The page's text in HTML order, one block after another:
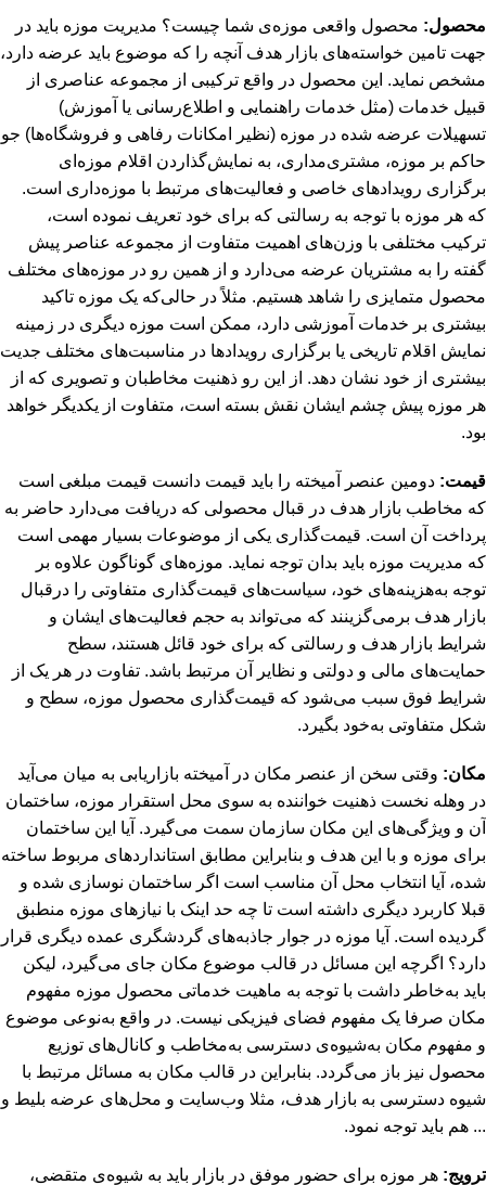
محصول: محصول واقعی موزه‌ی شما چیست؟ مدیریت موزه باید در
جهت تامین خواسته‌های بازار هدف آنچه را که موضوع باید عرضه دارد،
مشخص نماید. این محصول در واقع ترکیبی از مجموعه عناصری از
قبیل خدمات (مثل خدمات راهنمایی و اطلاع‌رسانی یا آموزش)
تسهیلات عرضه شده در موزه (نظیر امکانات رفاهی و فروشگاه‌ها) جو
حاکم بر موزه، مشتری‌مداری، به نمایش‌گذاردن اقلام موزه‌ای
برگزاری رویدادهای خاصی و فعالیت‌های مرتبط با موزه‌داری است.
که هر موزه با توجه به رسالتی که برای خود تعریف نموده است،
ترکیب مختلفی با وزن‌های اهمیت متفاوت از مجموعه عناصر پیش
گفته را به مشتریان عرضه می‌دارد و از همین رو در موزه‌های مختلف
محصول متمایزی را شاهد هستیم. مثلاً در حالی‌که یک موزه تاکید
بیشتری بر خدمات آموزشی دارد، ممکن است موزه دیگری در زمینه
نمایش اقلام تاریخی یا برگزاری رویدادها در مناسبت‌های مختلف جدیت
بیشتری از خود نشان دهد. از این رو ذهنیت مخاطبان و تصویری که از
هر موزه پیش چشم ایشان نقش بسته است، متفاوت از یکدیگر خواهد
بود.
قیمت: دومین عنصر آمیخته را باید قیمت دانست قیمت مبلغی است
که مخاطب بازار هدف در قبال محصولی که دریافت می‌دارد حاضر به
پرداخت آن است. قیمت‌گذاری یکی از موضوعات بسیار مهمی است
که مدیریت موزه باید بدان توجه نماید. موزه‌های گوناگون علاوه بر
توجه به‌هزینه‌های خود، سیاست‌های قیمت‌گذاری متفاوتی را درقبال
بازار هدف برمی‌گزینند که می‌تواند به حجم فعالیت‌های ایشان و
شرایط بازار هدف و رسالتی که برای خود قائل هستند، سطح
حمایت‌های مالی و دولتی و نظایر آن مرتبط باشد. تفاوت در هر یک از
شرایط فوق سبب می‌شود که قیمت‌گذاری محصول موزه، سطح و
شکل متفاوتی به‌خود بگیرد.
مکان: وقتی سخن از عنصر مکان در آمیخته بازاریابی به میان می‌آید
در وهله نخست ذهنیت خواننده به سوی محل استقرار موزه، ساختمان
آن و ویژگی‌های این مکان سازمان سمت می‌گیرد. آیا این ساختمان
برای موزه و با این هدف و بنابراین مطابق استانداردهای مربوط ساخته
شده، آیا انتخاب محل آن مناسب است اگر ساختمان نوسازی شده و
قبلا کاربرد دیگری داشته است تا چه حد اینک با نیازهای موزه منطبق
گردیده است. آیا موزه در جوار جاذبه‌های گردشگری عمده دیگری قرار
دارد؟ اگرچه این مسائل در قالب موضوع مکان جای می‌گیرد، لیکن
باید به‌خاطر داشت با توجه به ماهیت خدماتی محصول موزه مفهوم
مکان صرفا یک مفهوم فضای فیزیکی نیست. در واقع به‌نوعی موضوع
و مفهوم مکان به‌شیوه‌ی دسترسی به‌مخاطب و کانال‌های توزیع
محصول نیز باز می‌گردد. بنابراین در قالب مکان به مسائل مرتبط با
شیوه دسترسی به بازار هدف، مثلا وب‌سایت و محل‌های عرضه بلیط و
... هم باید توجه نمود.
ترویج: هر موزه برای حضور موفق در بازار باید به شیوه‌ی متقضی،